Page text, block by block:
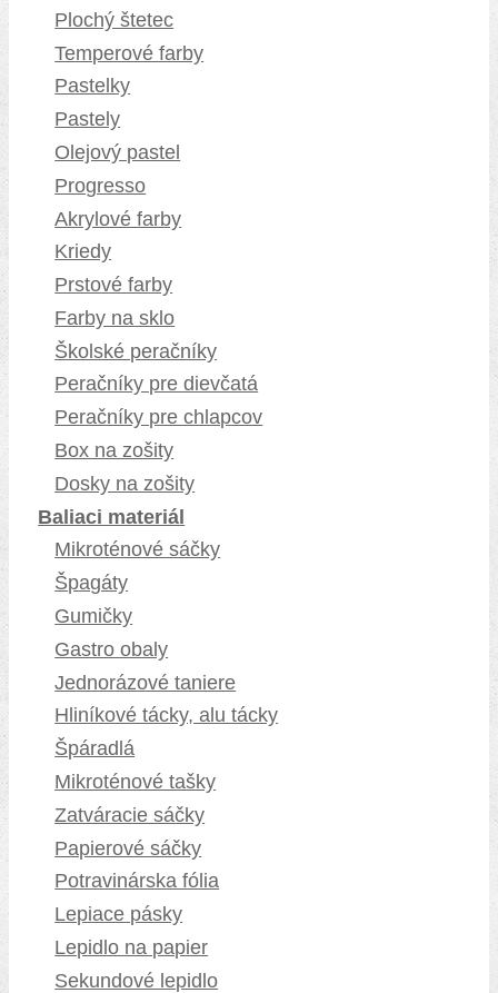
Plochý štetec
Temperové farby
Pastelky
Pastely
Olejový pastel
Progresso
Akrylové farby
Kriedy
Prstové farby
Farby na sklo
Školské peračníky
Peračníky pre dievčatá
Peračníky pre chlapcov
Box na zošity
Dosky na zošity
Baliaci materiál
Mikroténové sáčky
Špagáty
Gumičky
Gastro obaly
Jednorázové taniere
Hliníkové tácky, alu tácky
Špáradlá
Mikroténové tašky
Zatváracie sáčky
Papierové sáčky
Potravinárska fólia
Lepiace pásky
Lepidlo na papier
Sekundové lepidlo